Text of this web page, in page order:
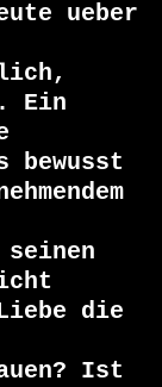
ueber
Ein
bewusst
seinen
die
Ist